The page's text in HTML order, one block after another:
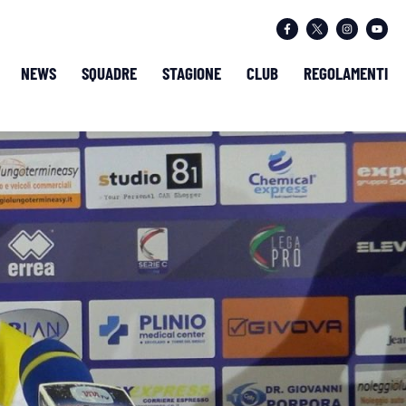
NEWS SQUADRE STAGIONE CLUB REGOLAMENTI